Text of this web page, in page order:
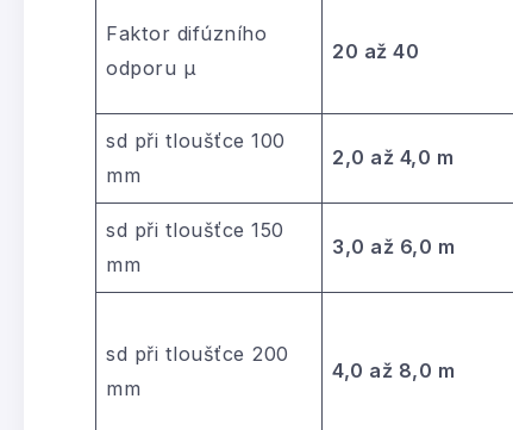
Faktor difúzního
odporu μ
20 až 40
sd při tloušťce 100
mm
2,0 až 4,0 m
sd při tloušťce 150
mm
3,0 až 6,0 m
sd při tloušťce 200
mm
4,0 až 8,0 m